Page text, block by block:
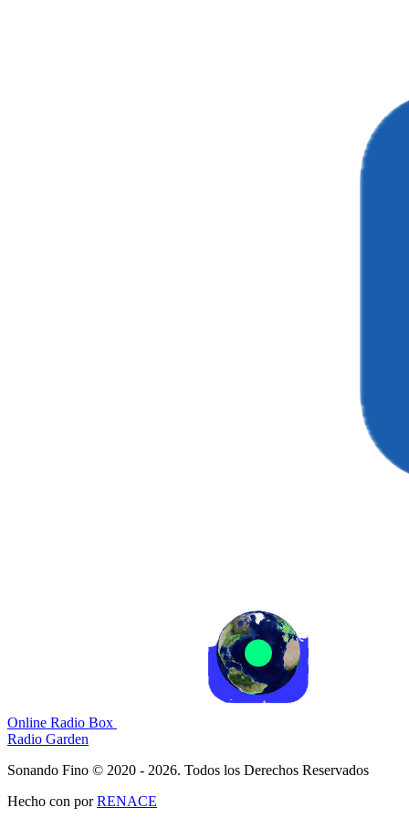
Online Radio Box
Radio Garden
Sonando Fino © 2020 - 2026. Todos los Derechos Reservados
Hecho con porRENACE